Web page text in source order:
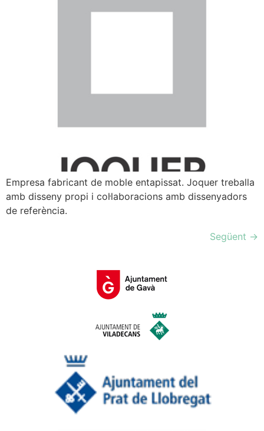
Empresa fabricant de moble entapissat. Joquer treballa
amb disseny propi i col·laboracions amb dissenyadors
de referència.
Següent →